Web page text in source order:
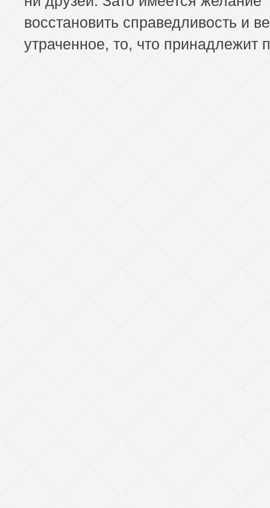
восстановить справедливость и
утраченное, то, что принадлежит